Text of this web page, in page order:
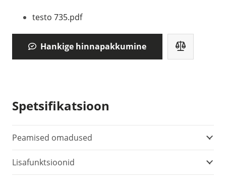
testo 735.pdf
Hankige hinnapakkumine
Spetsifikatsioon
Peamised omadused
Lisafunktsioonid